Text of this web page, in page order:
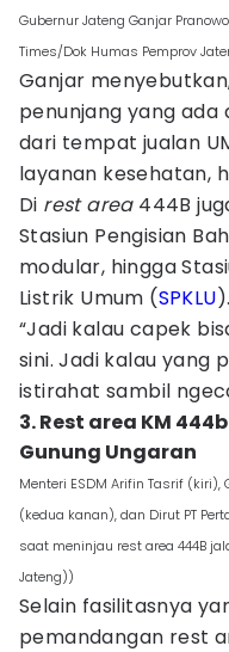
Gubernur Jateng Ganjar
Times/Dok Humas Pemprov
Ganjar
penunjang yang ada
dari tempat jualan
layanan kesehatan,
Di rest area444B
Stasiun Pengisian
modular, hingga
Listrik Umum (SPKLU).
“Jadi kalau capek
sini. Jadi kalau yang
istirahat sambil
3. Rest area KM
Gunung Ungaran
Menteri ESDM Arifin Tasrif (kiri),
(kedua kanan), dan Dirut PT
saat meninjau rest area 444B
Jateng))
Selain fasilitasnya
pemandangan rest